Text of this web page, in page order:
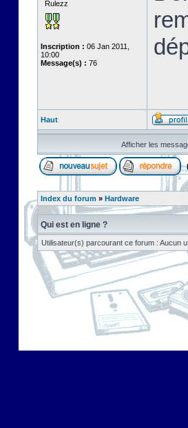
Rulezz
Inscription : 06 Jan 2011,
10:00
Message(s) : 76
Haut
Afficher les
Index du forum » Hardware
Qui est en ligne ?
Utilisateur(s) parcourant ce forum : Aucun